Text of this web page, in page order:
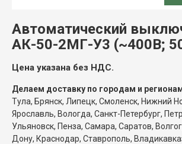
Автоматический
АК-50-2МГ-У3 (~400В;
Цена указана без НДС.
Делаем доставку по городам и
Тула, Брянск, Липецк, Смоленск, Нижний
Ярославль, Вологда, Санкт-Петербург,
Ульяновск, Пенза, Самара, Саратов,
Дону, Краснодар, Ставрополь,